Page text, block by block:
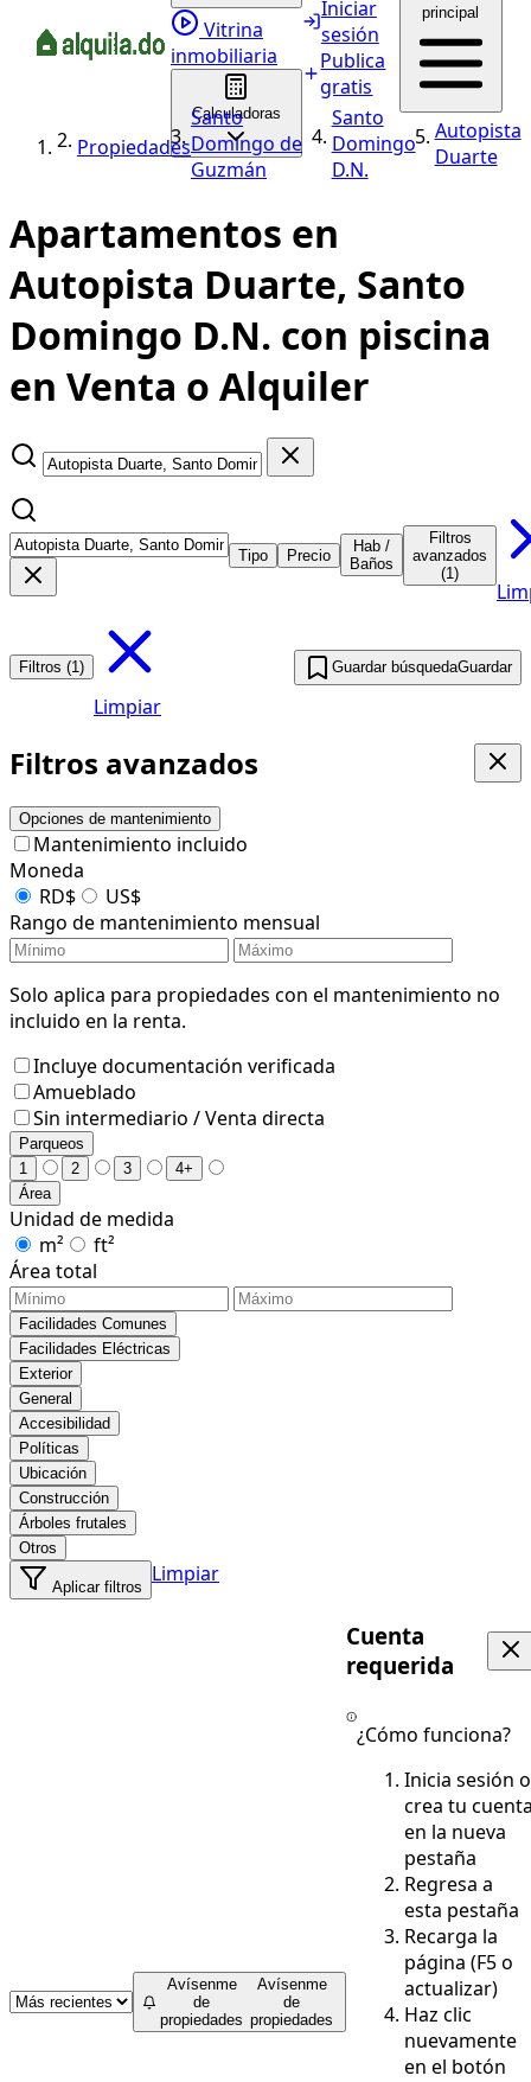
Vitrina
inmobiliaria
Calculadoras
Iniciar
sesión
Publica
gratis
principal
Propiedades
Santo
Domingo de
Guzmán
Santo
Domingo
D.N.
Autopista
Duarte
Apartamentos en
Autopista Duarte, Santo
Domingo D.N. con piscina
en Venta o Alquiler
Tipo Precio
Hab /
Baños
Filtros
avanzados
(1)
Filtros (1)
Limpiar
Guardar búsquedaGuardar
Filtros avanzados
Opciones de mantenimiento
Mantenimiento incluido
Moneda
RD$
US$
Rango de mantenimiento mensual
Solo aplica para propiedades con el mantenimiento no
incluido en la renta.
Incluye documentación verificada
Amueblado
Sin intermediario / Venta directa
Parqueos
1
2 3
4+
Área
Unidad de medida
m²
ft²
Área total
Facilidades Comunes
Facilidades Eléctricas
Exterior
General
Accesibilidad
Políticas
Ubicación
Construcción
Árboles frutales
Otros
Aplicar filtros
Limpiar
Avísenme
de
propiedades
Avísenme
de
propiedades
Cuenta
requerida
¿Cómo funciona?
Inicia sesión o
crea tu
en la nueva
pestaña
Regresa a
esta pestaña
Recarga la
página (F5 o
actualizar)
Haz clic
nuevamente
en el botón